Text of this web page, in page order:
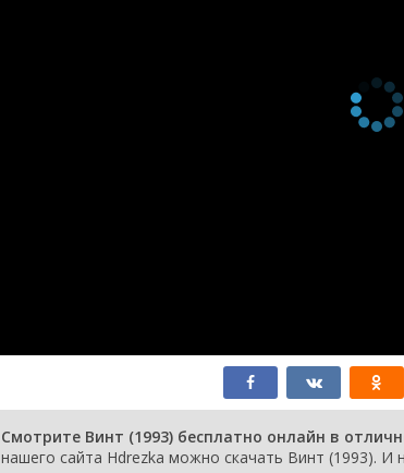
Смотрите Винт (1993) бесплатно онлайн в
нашего сайта Hdrezka можно скачать Винт (1993). И